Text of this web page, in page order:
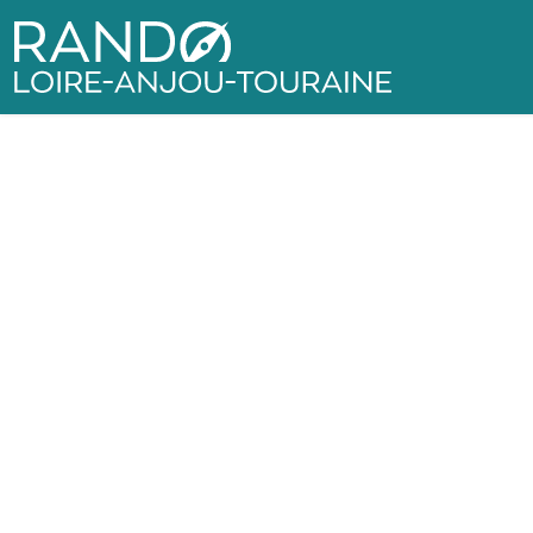
Rando Loire-Anjou-Touraine